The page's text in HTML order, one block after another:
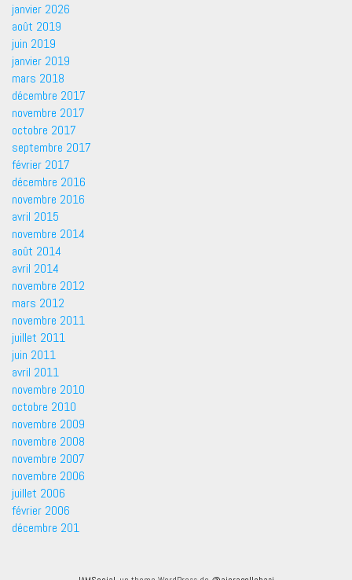
janvier 2026
août 2019
juin 2019
janvier 2019
mars 2018
décembre 2017
novembre 2017
octobre 2017
septembre 2017
février 2017
décembre 2016
novembre 2016
avril 2015
novembre 2014
août 2014
avril 2014
novembre 2012
mars 2012
novembre 2011
juillet 2011
juin 2011
avril 2011
novembre 2010
octobre 2010
novembre 2009
novembre 2008
novembre 2007
novembre 2006
juillet 2006
février 2006
décembre 201